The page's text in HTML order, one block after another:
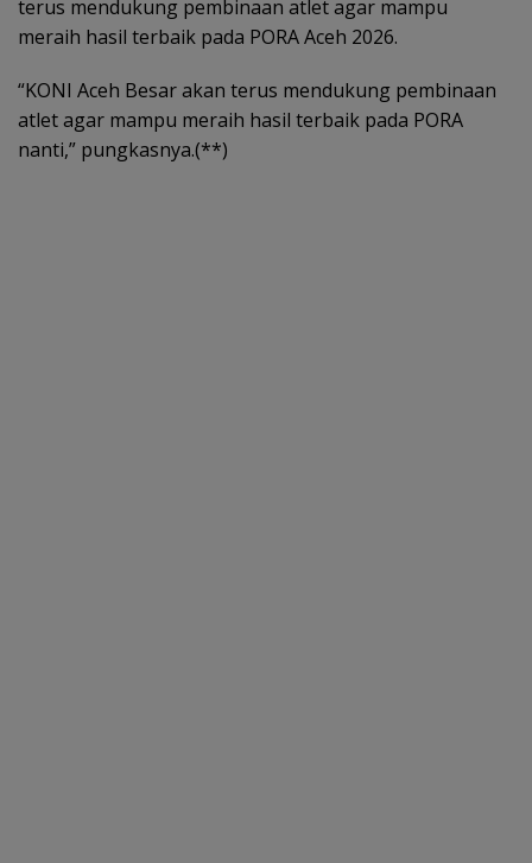
terus mendukung pembinaan atlet agar mampu
meraih hasil terbaik pada PORA Aceh 2026.
“KONI Aceh Besar akan terus mendukung pembinaan
atlet agar mampu meraih hasil terbaik pada PORA
nanti,” pungkasnya.(**)